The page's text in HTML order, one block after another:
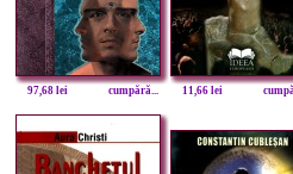
97,68 lei cumpără... 11,66 lei